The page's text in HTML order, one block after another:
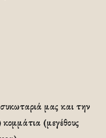
μας και την
κομμάτια (μεγέθους